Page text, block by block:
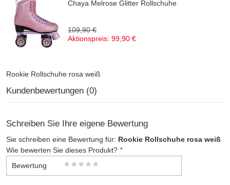
Chaya Melrose Glitter Rollschuhe
109,90 €
Aktionspreis: 99,90 €
Rookie Rollschuhe rosa weiß
Kundenbewertungen (0)
Schreiben Sie Ihre eigene Bewertung
Sie schreiben eine Bewertung für: Rookie Rollschuhe rosa weiß
Wie bewerten Sie dieses Produkt? *
Bewertung